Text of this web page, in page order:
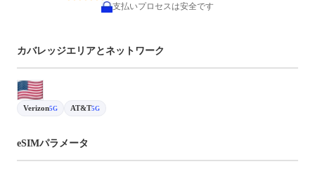
支払いプロセスは安全です
カバレッジエリアとネットワーク
Verizon5G AT&T5G
eSIMパラメータ